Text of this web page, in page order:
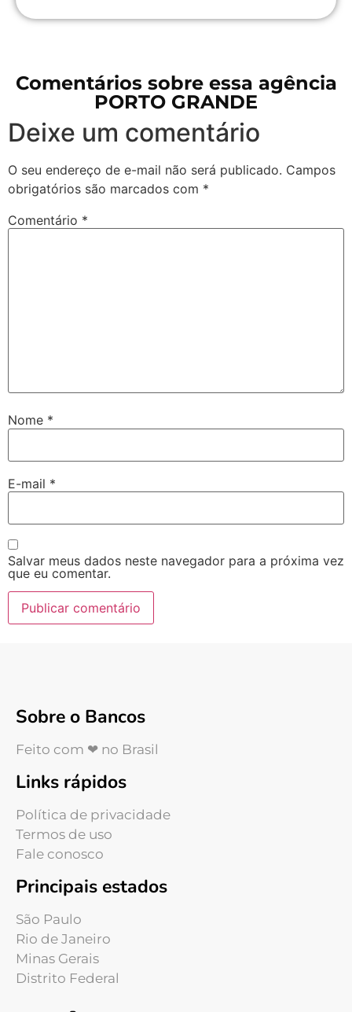
Comentários sobre essa agência
PORTO GRANDE
Deixe um comentário
O seu endereço de e-mail não será publicado. Campos
obrigatórios são marcados com *
Comentário *
Nome *
E-mail *
Salvar meus dados neste navegador para a próxima vez
que eu comentar.
Sobre o Bancos
Feito com ❤ no Brasil
Links rápidos
Política de privacidade
Termos de uso
Fale conosco
Principais estados
São Paulo
Rio de Janeiro
Minas Gerais
Distrito Federal